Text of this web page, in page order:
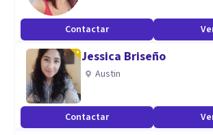
Contactar
Jessica Briseño
Austin
Contactar